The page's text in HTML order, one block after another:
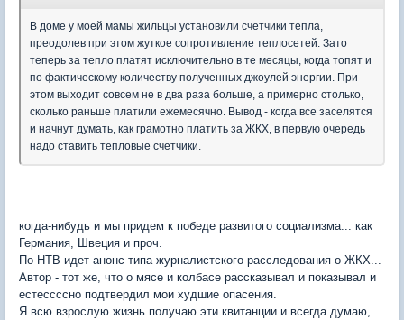
В доме у моей мамы жильцы установили счетчики тепла,
преодолев при этом жуткое сопротивление теплосетей. Зато
теперь за тепло платят исключительно в те месяцы, когда топят и
по фактическому количеству полученных джоулей энергии. При
этом выходит совсем не в два раза больше, а примерно столько,
сколько раньше платили ежемесячно. Вывод - когда все заселятся
и начнут думать, как грамотно платить за ЖКХ, в первую очередь
надо ставить тепловые счетчики.
когда-нибудь и мы придем к победе развитого социализма... как
Германия, Швеция и проч.
По НТВ идет анонс типа журналистского расследования о ЖКХ...
Автор - тот же, что о мясе и колбасе рассказывал и показывал и
естессссно подтвердил мои худшие опасения.
Я всю взрослую жизнь получаю эти квитанции и всегда думаю,